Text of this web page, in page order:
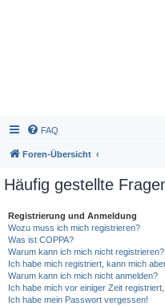
FAQ
Foren-Übersicht
Häufig gestellte
Registrierung und Anmeldung
Wozu muss ich mich registrieren?
Was ist COPPA?
Warum kann ich mich nicht registrieren?
Ich habe mich registriert, kann mich
Warum kann ich mich nicht anmelden?
Ich habe mich vor einiger Zeit
Ich habe mein Passwort vergessen!